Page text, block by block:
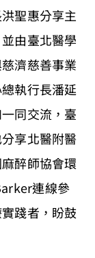
聖惠分享主
由臺北醫學
濟慈善事業
執行長潘延
同交流，臺
享北醫附醫
醉師協會環
連線參
踐者，盼鼓